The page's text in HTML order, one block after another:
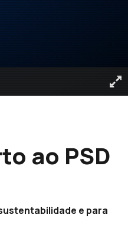
ao PSD
e para